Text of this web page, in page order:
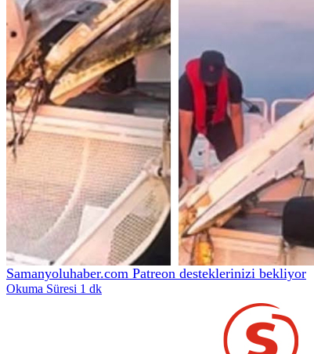
Samanyoluhaber.com Patreon desteklerinizi bekliyor
Okuma Süresi 1 dk